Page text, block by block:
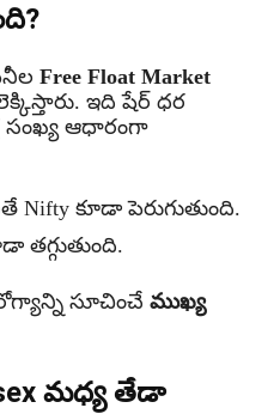
Free Float Market
ఇది షేర్ ధర
సంఖ్య ఆధారంగా
Nifty కూడా పెరుగుతుంది.
తగ్గుతుంది.
సూచించే ముఖ్య
మధ్య తేడా